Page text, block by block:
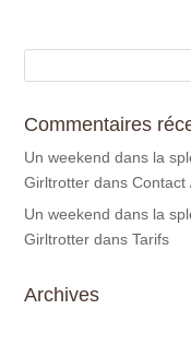
Commentaires
Un weekend dans la
Girltrotter dansContact
Un weekend dans la
Girltrotter dansTarifs
Archives